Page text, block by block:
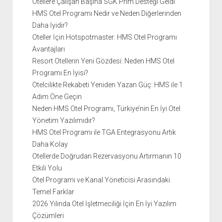
Otellere Çalışan Başına SGK Prim Desteği Geldi
HMS Otel Programı Nedir ve Neden Diğerlerinden
Daha İyidir?
Oteller İçin Hotspotmaster: HMS Otel Programı
Avantajları
Resort Otellerin Yeni Gözdesi: Neden HMS Otel
Programı En İyisi?
Otelcilikte Rekabeti Yeniden Yazan Güç: HMS ile 1
Adım Öne Geçin
Neden HMS Otel Programı, Türkiye’nin En İyi Otel
Yönetim Yazılımıdır?
HMS Otel Programı ile TGA Entegrasyonu Artık
Daha Kolay
Otellerde Doğrudan Rezervasyonu Artırmanın 10
Etkili Yolu
Otel Programı ve Kanal Yöneticisi Arasındaki
Temel Farklar
2026 Yılında Otel İşletmeciliği İçin En İyi Yazılım
Çözümleri